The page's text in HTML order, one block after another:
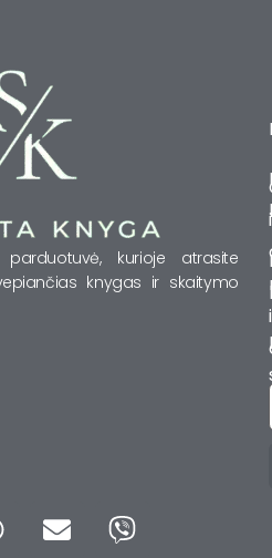
parduotuvė, kurioje atrasite
knygas ir skaitymo
E V